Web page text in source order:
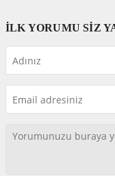
İLK YORUMU SİZ